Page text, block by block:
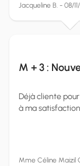
Jacqueline B. - 08/
M + 3 :
Déjà cliente
à ma satisfaction
Mme Céline Maizil